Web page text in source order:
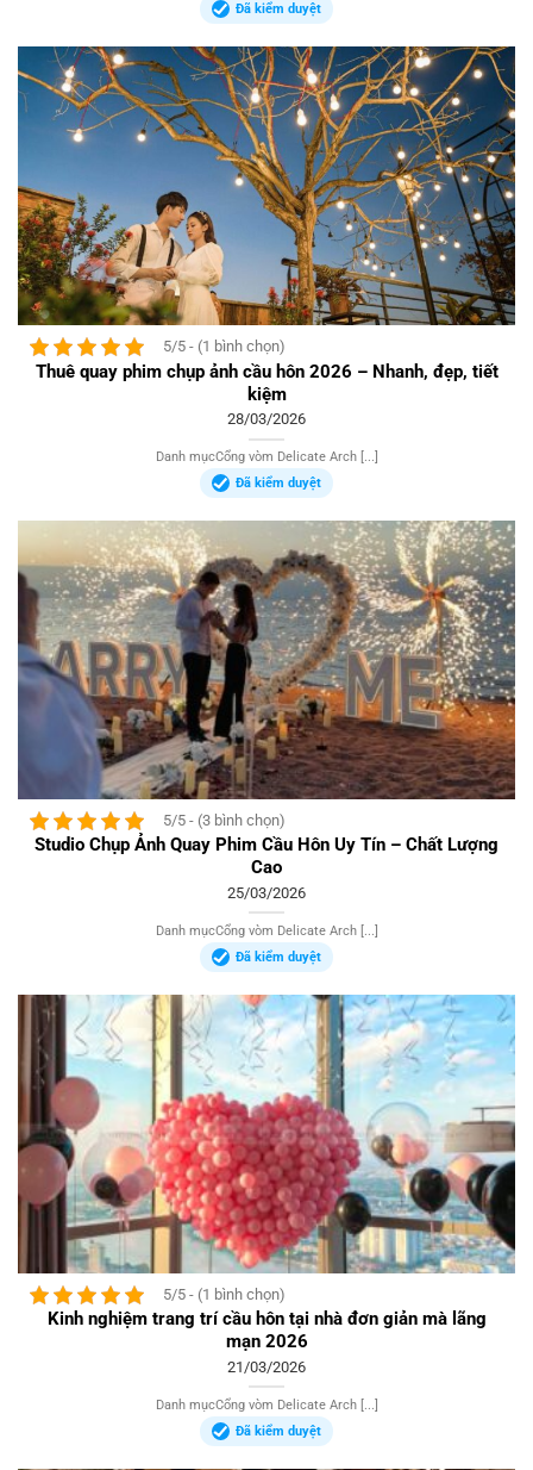
Đã kiểm duyệt
5/5 - (1 bình chọn)
Thuê quay phim chụp ảnh cầu hôn 2026 – Nhanh, đẹp, tiết
kiệm
28/03/2026
Danh mụcCổng vòm Delicate Arch [...]
Đã kiểm duyệt
5/5 - (3 bình chọn)
Studio Chụp Ảnh Quay Phim Cầu Hôn Uy Tín – Chất Lượng
Cao
25/03/2026
Danh mụcCổng vòm Delicate Arch [...]
Đã kiểm duyệt
5/5 - (1 bình chọn)
Kinh nghiệm trang trí cầu hôn tại nhà đơn giản mà lãng
mạn 2026
21/03/2026
Danh mụcCổng vòm Delicate Arch [...]
Đã kiểm duyệt